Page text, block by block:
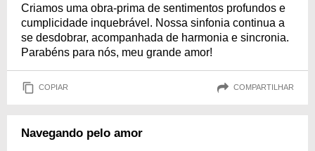
Criamos uma obra-prima de sentimentos profundos e
cumplicidade inquebrável. Nossa sinfonia continua a
se desdobrar, acompanhada de harmonia e sincronia.
Parabéns para nós, meu grande amor!
COPIAR COMPARTILHAR
Navegando pelo amor